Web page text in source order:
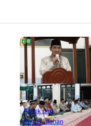
Politik dan
Pemerintahan